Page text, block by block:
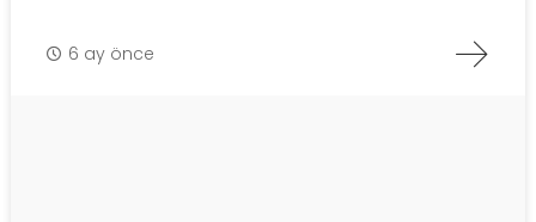
6 ay önce